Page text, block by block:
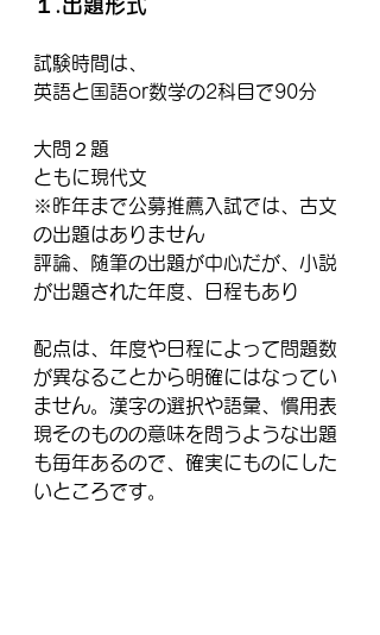
試験時間は、
英語と国語or数学の2科目で90分
大問２題
ともに現代文
※昨年まで公募推薦入試では、古文
の出題はありません
評論、随筆の出題が中心だが、小説
が出題された年度、日程もあり
配点は、年度や日程によって問題数
が異なることから明確にはなってい
ません。漢字の選択や語彙、慣用表
現そのものの意味を問うような出題
も毎年あるので、確実にものにした
いところです。